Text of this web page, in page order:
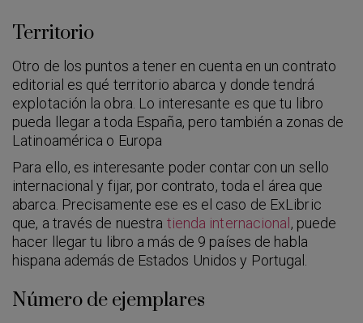
Territorio
Otro de los puntos a tener en cuenta en un contrato
editorial es qué territorio abarca y donde tendrá
explotación la obra. Lo interesante es que tu libro
pueda llegar a toda España, pero también a zonas de
Latinoamérica o Europa
Para ello, es interesante poder contar con un sello
internacional y fijar, por contrato, toda el área que
abarca. Precisamente ese es el caso de ExLibric
que, a través de nuestra tienda internacional , puede
hacer llegar tu libro a más de 9 países de habla
hispana además de Estados Unidos y Portugal.
Número de ejemplares